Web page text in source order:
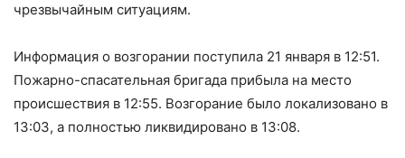
чрезвычайным ситуациям.
Информация о возгорании поступила 21 января в 12:51.
Пожарно-спасательная бригада прибыла на место
происшествия в 12:55. Возгорание было локализовано в
13:03, а полностью ликвидировано в 13:08.